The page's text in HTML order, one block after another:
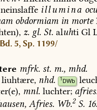
illumina
obdormiaminmorte
z.gl.St.aluhtiGl
5, Sp. 1199/
mfrk. st. m., mhd.
liuhtære, nhd. 1DWb
mnl.luchter;
Afries.Wb.2S.